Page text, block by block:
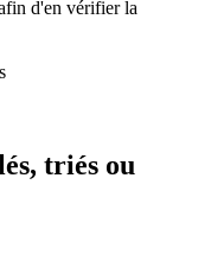
d'en vérifier la
triés ou